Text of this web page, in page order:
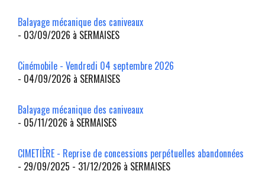
Balayage mécanique des caniveaux
- 03/09/2026 à SERMAISES
Cinémobile - Vendredi 04 septembre 2026
- 04/09/2026 à SERMAISES
Balayage mécanique des caniveaux
- 05/11/2026 à SERMAISES
CIMETIÈRE - Reprise de concessions perpétuelles abandonnées
- 29/09/2025 - 31/12/2026 à SERMAISES